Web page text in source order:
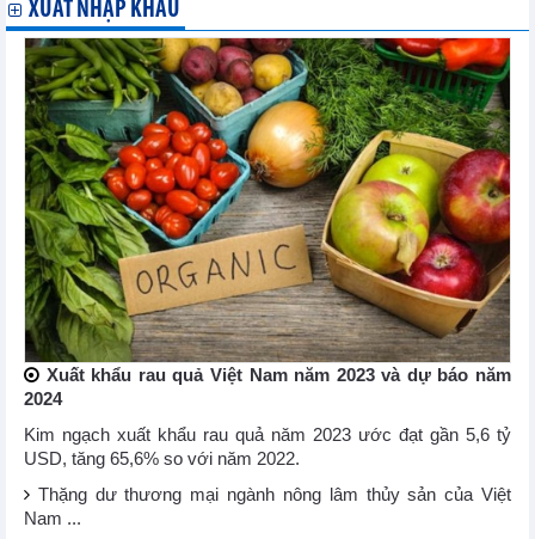
XUẤT NHẬP KHẨU
Xuất khẩu rau quả Việt Nam năm 2023 và dự báo năm
2024
Kim ngạch xuất khẩu rau quả năm 2023 ước đạt gần 5,6 tỷ
USD, tăng 65,6% so với năm 2022.
Thặng dư thương mại ngành nông lâm thủy sản của Việt
Nam ...